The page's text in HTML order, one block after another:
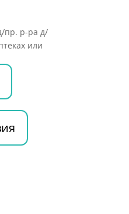
пр. р-ра д/
или